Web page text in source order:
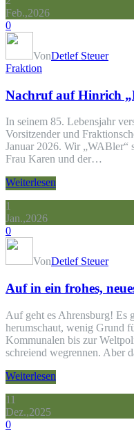
Feb.,2026
0
VonDetlef Steuer
Fraktion
Nachruf auf Hinrich
In seinem 85. Lebensjahr
Vorsitzender und
Januar 2026. Wir „WABler“
Frau Karen und der…
Weiterlesen
1
Jan.,2026
0
VonDetlef Steuer
Auf in ein frohes,
Auf geht es Ahrensburg! Es
herumschaut, wenig Grund
Kommunalen bis zur
schreiend wegrennen. Aber
Weiterlesen
11
Dez.,2025
0